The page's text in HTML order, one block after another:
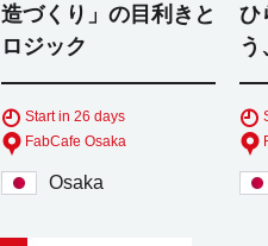
造づくり」の目利きと
ロジック
Start in 26 days
FabCafe Osaka
Osaka
ひ